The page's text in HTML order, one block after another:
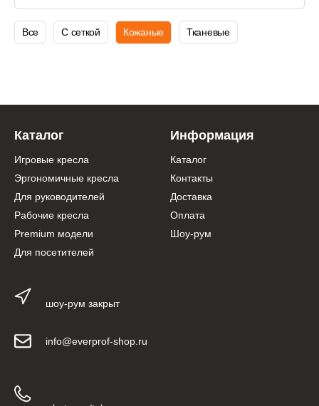
Все С сеткой Кожаные Тканевые
Каталог
Игровые кресла
Эргономичные кресла
Для руководителей
Рабочие кресла
Premium модели
Для посетителей
Информация
Каталог
Контакты
Доставка
Оплата
Шоу-рум
шоу-рум закрыт
info@everprof-shop.ru